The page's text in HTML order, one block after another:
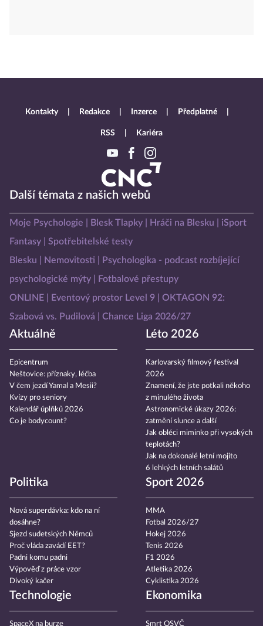
Další témata z našich webů
Moje Psychologie Blesk Tlapky Hráči na Blesku
iSport
Fantasy
Spotřebitelské testy
Blesku
Nemovitosti
Psychologika - podcast rozbíjející
psychologické mýty
Fotbalové přestupy
ONLINE
Eventový prostor Level 9
OKTAGON 92:
Szabová vs. Pudilová
Chance Liga 2026/27
Aktuálně
Epicentrum
Neštovice: příznaky, léčba
V čem jezdí Yamal a Mesii?
Kvízy pro seniory
Kalendář úplňků 2026
Co je bodycount?
Léto 2026
Karlovarský filmový festival
2026
Znamení, že jste potkali někoho
z minulého života
Astronomické úkazy 2026:
zatmění slunce a další
Jak obléci miminko při vysokých
teplotách?
Jak na dokonalé letní mojito
6 lehkých letních salátů
Politika
Nová superdávka: kdo na ní
dosáhne?
Sjezd sudetských Němců
Proč vláda zavádí EET?
Padni komu padni
Výpověď z práce vzor
Divoký kačer
Sport 2026
MMA
Fotbal 2026/27
Hokej 2026
Tenis 2026
F1 2026
Atletika 2026
Cyklistika 2026
Technologie
SpaceX na burze
Ekonomika
Smrt OSVČ
Kontakty Redakce Inzerce Předplatné
RSS Kariéra